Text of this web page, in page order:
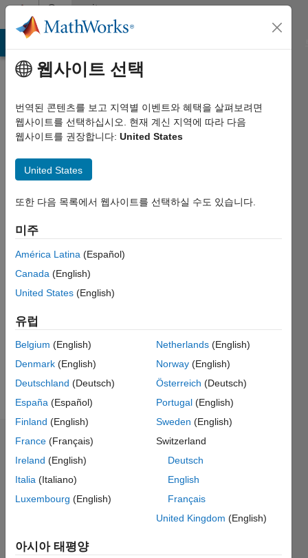
콘텐츠로 바로 가기
Community
Profile
Patrick
Merz
Last
3개월 전
2021년부터
활동
Followers:
Following:
Follow
대시보드
통계
M…
웹사이트 선택
번역된 콘텐츠를 보고 지역별 이벤트와 혜택을 살펴보려면
웹사이트를 선택하십시오. 현재 계신 지역에 따라 다음
웹사이트를 권장합니다: United States
United States
또한 다음 목록에서 웹사이트를 선택하실 수도 있습니다.
미주
América Latina (Español)
Canada (English)
United States (English)
유럽
Belgium (English)
Denmark (English)
Deutschland (Deutsch)
España (Español)
Finland (English)
France (Français)
Ireland (English)
Italia (Italiano)
Luxembourg (English)
Netherlands(English)
Norway(English)
Österreich (Deutsch)
Portugal(English)
Sweden (English)
Switzerland
Deutsch
English
Français
United Kingdom (English)
아시아 태평양